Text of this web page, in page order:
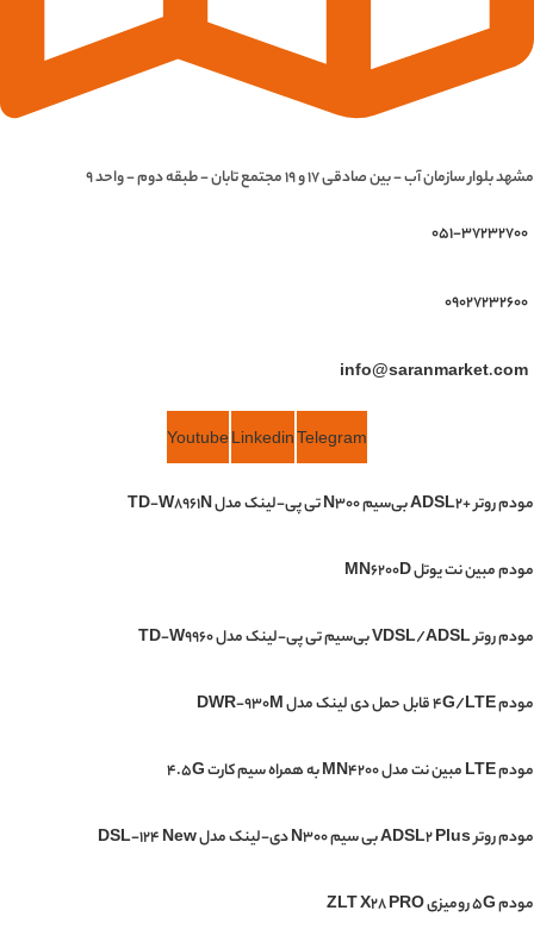
مشهد بلوار سازمان آب - بین صادقی 17 و 19 مجتمع تابان - طبقه دوم - واحد 9
051-37232700
09027232600
info@saranmarket.com
Telegram
Linkedin
Youtube
مودم روتر +ADSL2 بی‌سیم N300 تی پی-لینک مدل TD-W8961N
مودم مبین نت یوتل MN6200D
مودم روتر VDSL/ADSL بی‌سیم تی پی-لینک مدل TD-W9960
مودم 4G/LTE قابل حمل دی لینک مدل DWR-930M
مودم LTE مبین نت مدل MN4200 به همراه سیم کارت 4.5G
مودم روتر ADSL2 Plus بی سیم N300 دی-لینک مدل DSL-124 New
مودم 5G رومیزی ZLT X28 PRO